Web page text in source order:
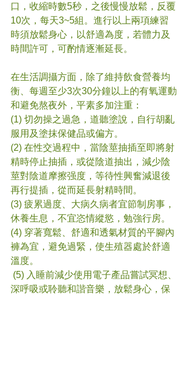
口，收縮時數5秒，之後慢慢放鬆，反覆
10次，每天3~5組。進行以上兩項練習
時須放鬆身心，以舒適為度，若體力及
時間許可，可酌情逐漸延長。
在生活調攝方面，除了維持飲食營養均
衡、 每週至少3次30分鐘以上的有氧運動
和避免熬夜外， 平素多加注重：
(1) 切勿操之過急，道聽塗說，自行胡亂
服用及塗抹保健品或偏方。
(2) 在性交過程中，當陰莖抽插至即將射
精時停止抽插，或從陰道抽出，減少陰
莖對陰道摩擦强度，等待性興奮減退後
再行提插，從而延長射精時間。
(3) 疲累過度、大病久病者宜節制房事，
休養生息，不宜恣情縱慾，勉強行房。
(4) 穿著寬鬆、舒適和透氣材質的平腳內
褲為宜，避免過緊，使生殖器處於舒適
溫度。
(5) 入睡前減少使用電子產品嘗試冥想、
深呼吸或聆聽和諧音樂，放鬆身心，保